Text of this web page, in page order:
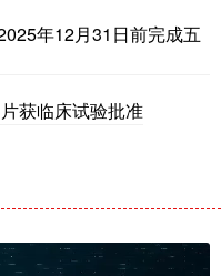
年12月31日前完成五
获临床试验批准